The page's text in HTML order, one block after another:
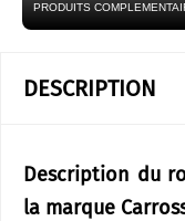
PRODUITS
DESCRIPTION
Description du
la marque